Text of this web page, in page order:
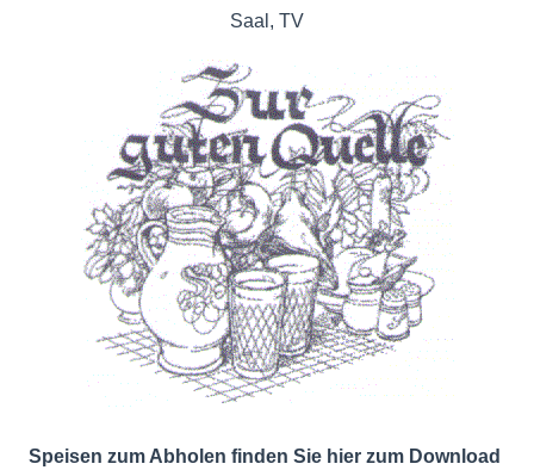
Saal, TV
Speisen zum Abholen finden Sie hier zum Download